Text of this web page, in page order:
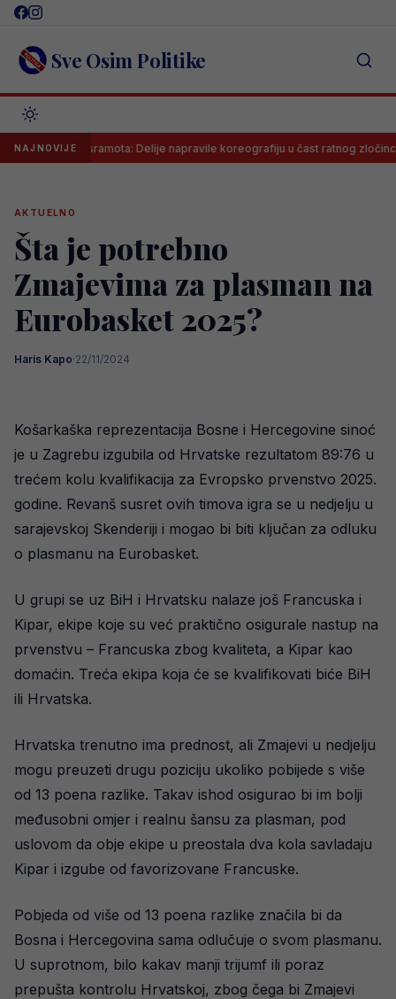
Skip
content Sve Osim Politike
NAJNOVIJE
sramota: Delije napravile koreografiju u čast ratnog zločinca na
AKTUELNO
Šta je potrebno
Zmajevima za plasman na
Eurobasket 2025?
Haris Kapo·22/11/2024
Košarkaška reprezentacija Bosne i Hercegovine sinoć
je u Zagrebu izgubila od Hrvatske rezultatom 89:76 u
trećem kolu kvalifikacija za Evropsko prvenstvo 2025.
godine. Revanš susret ovih timova igra se u nedjelju u
sarajevskoj Skenderiji i mogao bi biti ključan za odluku
o plasmanu na Eurobasket.
U grupi se uz BiH i Hrvatsku nalaze još Francuska i
Kipar, ekipe koje su već praktično osigurale nastup na
prvenstvu – Francuska zbog kvaliteta, a Kipar kao
domaćin. Treća ekipa koja će se kvalifikovati biće BiH
ili Hrvatska.
Hrvatska trenutno ima prednost, ali Zmajevi u nedjelju
mogu preuzeti drugu poziciju ukoliko pobijede s više
od 13 poena razlike. Takav ishod osigurao bi im bolji
međusobni omjer i realnu šansu za plasman, pod
uslovom da obje ekipe u preostala dva kola savladaju
Kipar i izgube od favorizovane Francuske.
Pobjeda od više od 13 poena razlike značila bi da
Bosna i Hercegovina sama odlučuje o svom plasmanu.
U suprotnom, bilo kakav manji trijumf ili poraz
prepušta kontrolu Hrvatskoj, zbog čega bi Zmajevi